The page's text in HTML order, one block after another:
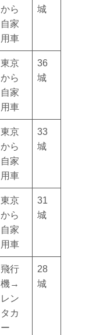
から
自家
用車
城
東京
から
自家
用車
36
城
東京
から
自家
用車
33
城
東京
から
自家
用車
31
城
飛行
機→
レン
タカ
ー
28
城